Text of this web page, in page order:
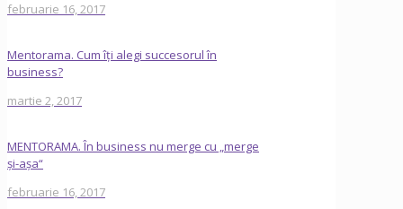
februarie 16, 2017
Mentorama. Cum îți alegi succesorul în
business?
martie 2, 2017
MENTORAMA. În business nu merge cu „merge
și-așa“
februarie 16, 2017